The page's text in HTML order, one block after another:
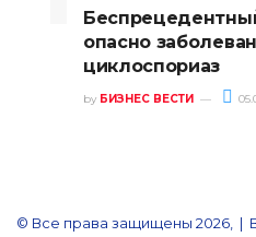
опасно
циклоспориаз
by БИЗНЕС ВЕСТИ
© Все права защищены 2026, |